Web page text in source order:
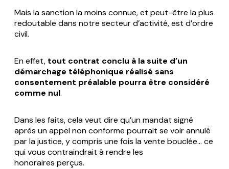
Mais la sanction la moins connue, et peut-être la plus
redoutable dans notre secteur d’activité, est d’ordre
civil.
En effet, tout contrat conclu à la suite d’un
démarchage téléphonique réalisé sans
consentement préalable pourra être considéré
comme nul.
Dans les faits, cela veut dire qu’un mandat signé
après un appel non conforme pourrait se voir annulé
par la justice, y compris une fois la vente bouclée… ce
qui vous contraindrait à rendre les
honoraires perçus.